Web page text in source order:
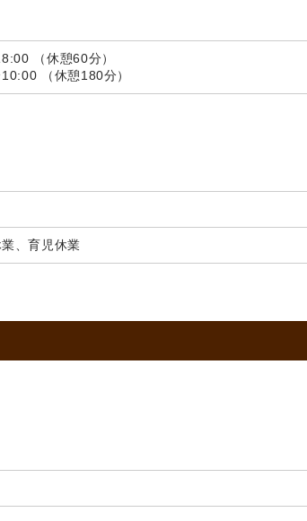
（休憩60分）
（休憩180分）
、育児休業